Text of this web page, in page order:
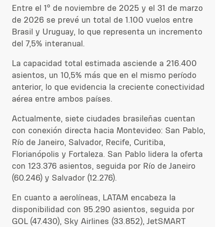
Entre el 1º de noviembre de 2025 y el 31 de marzo
de 2026 se prevé un total de 1.100 vuelos entre
Brasil y Uruguay, lo que representa un incremento
del 7,5% interanual.
La capacidad total estimada asciende a 216.400
asientos, un 10,5% más que en el mismo período
anterior, lo que evidencia la creciente conectividad
aérea entre ambos países.
Actualmente, siete ciudades brasileñas cuentan
con conexión directa hacia Montevideo: San Pablo,
Río de Janeiro, Salvador, Recife, Curitiba,
Florianópolis y Fortaleza. San Pablo lidera la oferta
con 123.376 asientos, seguida por Río de Janeiro
(60.246) y Salvador (12.276).
En cuanto a aerolíneas, LATAM encabeza la
disponibilidad con 95.290 asientos, seguida por
GOL (47.430), Sky Airlines (33.852), JetSMART